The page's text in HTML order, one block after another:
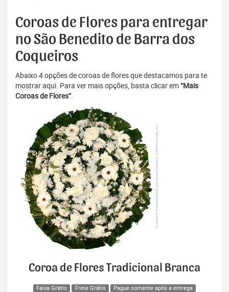
Coroas de Flores para entregar
no São Benedito de Barra dos
Coqueiros
Abaixo 4 opções de coroas de flores que destacamos para te
mostrar aqui. Para ver mais opções, basta clicar em“Mais
Coroas de Flores”.
Coroa de Flores Tradicional Branca
Faixa Grátis Frete Grátis Pague somente após a entrega